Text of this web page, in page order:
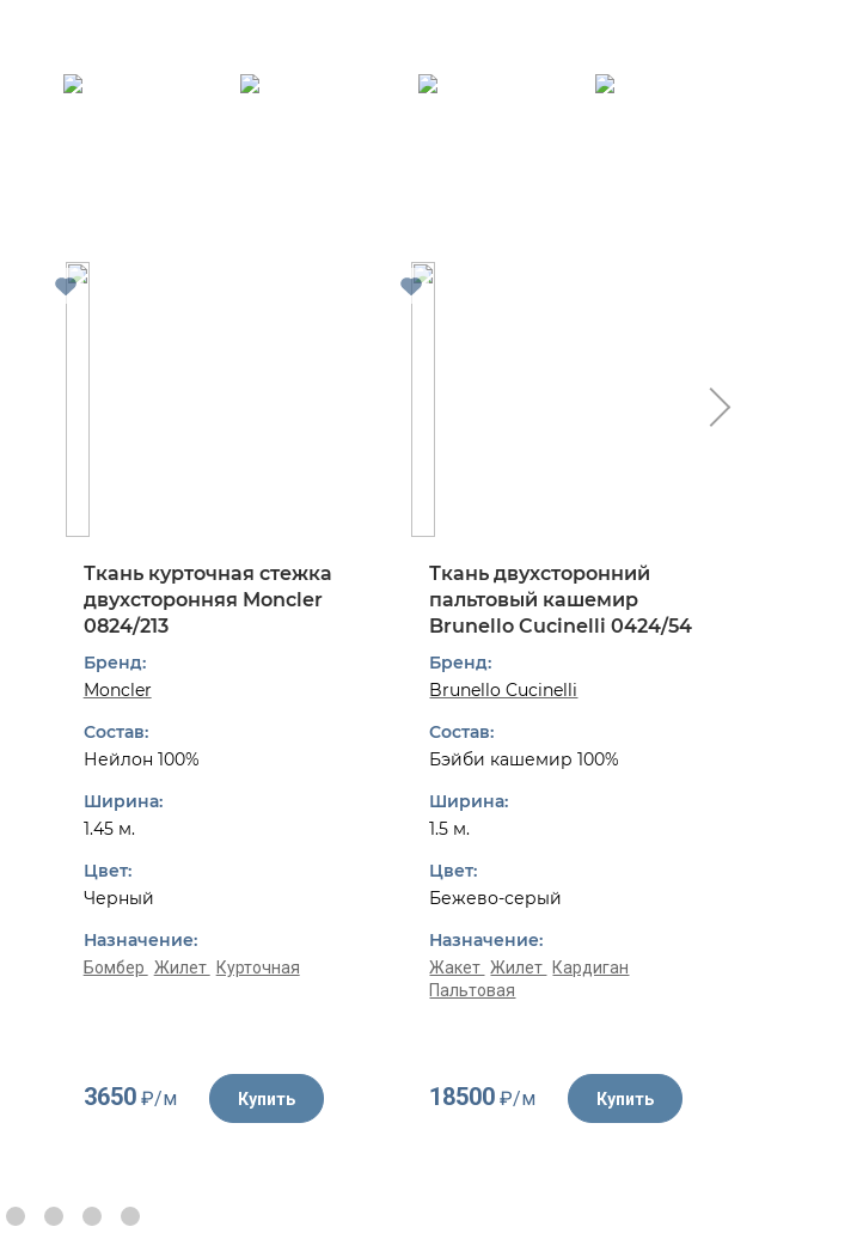
Ткань курточная стежка
двухсторонняя Moncler
0824/213
Бренд:
Moncler
Состав:
Нейлон 100%
Ширина:
1.45 м.
Цвет:
Черный
Назначение:
Бомбер Жилет Курточная
3650₽/м Купить
Ткань двухсторонний
пальтовый кашемир
Brunello Cucinelli 0424/54
Бренд:
Brunello Cucinelli
Состав:
Бэйби кашемир 100%
Ширина:
1.5 м.
Цвет:
Бежево-серый
Назначение:
Жакет Жилет
Кардиган
Пальтовая
18500 ₽/м Купить